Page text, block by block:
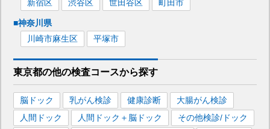
新宿区
渋谷区 世田谷区 町田市
■神奈川県
川崎市麻生区
平塚市
東京都の他の検査コースから探す
脳ドック 乳がん検診 健康診断
大腸がん検診
人間ドック
人間ドック＋脳ドック
その他検診/ドック